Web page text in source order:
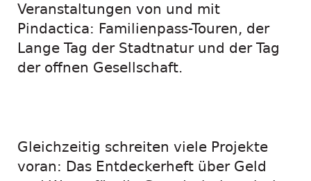
Veranstaltungen von und mit
Pindactica: Familienpass-Touren, der
Lange Tag der Stadtnatur und der Tag
der offnen Gesellschaft.
Gleichzeitig schreiten viele Projekte
voran: Das Entdeckerheft über Geld